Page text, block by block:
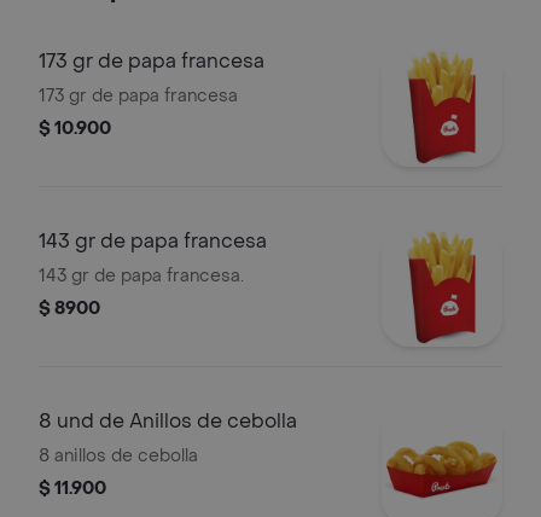
173 gr de papa francesa
173 gr de papa francesa
$ 10.900
143 gr de papa francesa
143 gr de papa francesa.
$ 8900
8 und de Anillos de cebolla
8 anillos de cebolla
$ 11.900